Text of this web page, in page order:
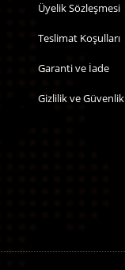
Üyelik Sözleşmesi
Teslimat Koşulları
Garanti ve İade
Gizlilik ve Güvenlik